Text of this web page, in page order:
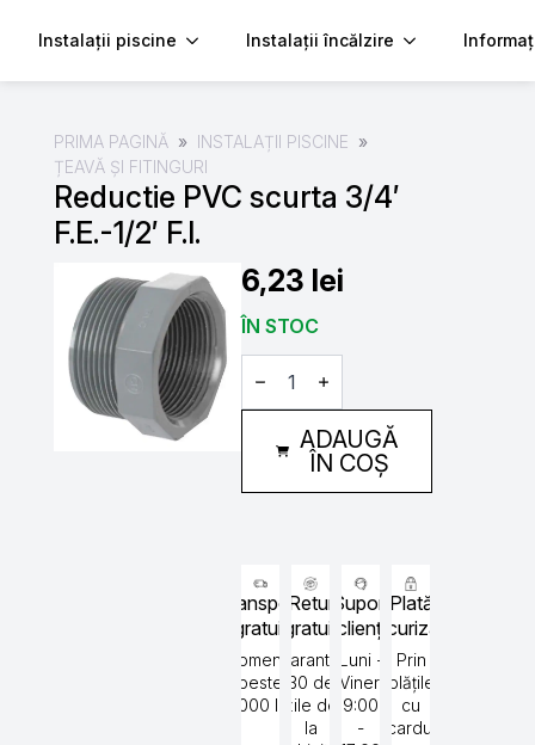
Instalații piscine Instalații încălzire
PRIMA PAGINĂ
INSTALAȚII PISCINE
ȚEAVĂ ȘI FITINGURI
Reductie PVC scurta 3/4′
F.E.-1/2′ F.I.
6,23 lei
ÎN STOC
Cantitate
Reductie
3/4'
F.E.-1/2'
ADAUGĂ
ÎN COȘ
Transport
gratuit
Comenzi
peste
5000 lei
Retur
gratuit
Garantat
30 de
zile de
la
Suport
clienți
Luni -
Vineri
9:00
-
Plată
securizată
Prin
plățile
cu
cardul